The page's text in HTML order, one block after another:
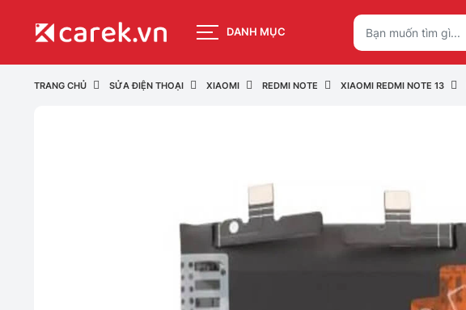
DANH MỤC
TRANG CHỦ SỬA ĐIỆN THOẠI XIAOMI REDMI NOTE XIAOMI REDMI NOTE 13